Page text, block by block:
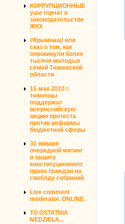
КОРРУПЦИОННЫЕ
уши торчат в
законодательстве
ЖКХ
#Крымнаш! или
сказ о том, как
опрокинули более
тысячи молодых
семей Тюменской
области
15 мая 2010 г.
тюменцы
поддержат
всероссийскую
акцию протеста
против реформы
бюджетной сферы
31 января
очередной митинг
в защиту
конституционного
права граждан на
своблду собраний
Live comment
moderator. ONLINE.
TO OSTATNIA
NEDZIELA...